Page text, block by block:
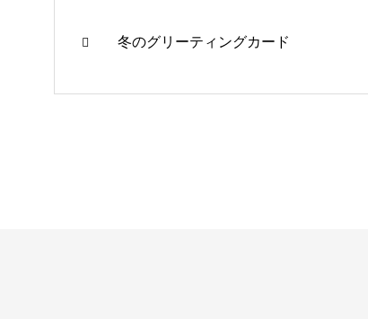
冬のグリーティングカード